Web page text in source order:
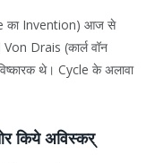
का Invention) आज से
Drais (कार्ल वॉन
थे। Cycle के अलावा
किये अविस्कर्